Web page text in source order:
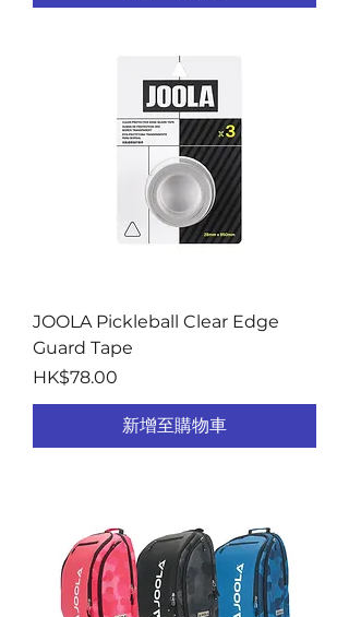
JOOLA Pickleball Clear Edge
Guard Tape
價格
HK$78.00
新增至購物車